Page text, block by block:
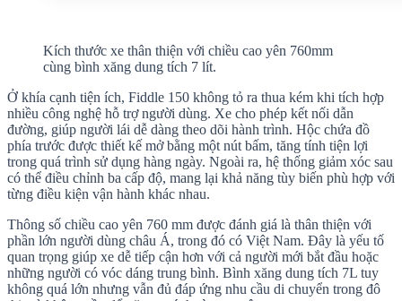
Kích thước xe thân thiện với chiều cao yên 760mm
cùng bình xăng dung tích 7 lít.
Ở khía cạnh tiện ích, Fiddle 150 không tỏ ra thua kém khi tích hợp
nhiều công nghệ hỗ trợ người dùng. Xe cho phép kết nối dẫn
đường, giúp người lái dễ dàng theo dõi hành trình. Hộc chứa đồ
phía trước được thiết kế mở bằng một nút bấm, tăng tính tiện lợi
trong quá trình sử dụng hàng ngày. Ngoài ra, hệ thống giảm xóc sau
có thể điều chỉnh ba cấp độ, mang lại khả năng tùy biến phù hợp với
từng điều kiện vận hành khác nhau.
Thông số chiều cao yên 760 mm được đánh giá là thân thiện với
phần lớn người dùng châu Á, trong đó có Việt Nam. Đây là yếu tố
quan trọng giúp xe dễ tiếp cận hơn với cả người mới bắt đầu hoặc
những người có vóc dáng trung bình. Bình xăng dung tích 7L tuy
không quá lớn nhưng vẫn đủ đáp ứng nhu cầu di chuyển trong đô